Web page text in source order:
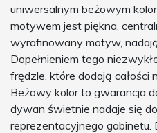
uniwersalnym beżowym
motywem jest piękna,
wyrafinowany motyw,
Dopełnieniem tego
frędzle, które dodają całości
Beżowy kolor to gwarancja
dywan świetnie nadaje się
reprezentacyjnego gabinetu.